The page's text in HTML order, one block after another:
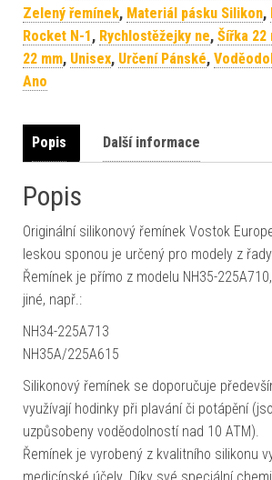
Zelený řemínek, Materiál pásku Silikon,
Rocket N-1, Rychlostěžejky ne, Šířka 22
22 mm, Unisex, Určení Pánské,
Ano
Popis Další informace
Popis
Originální silikonový řemínek Vostok
leskou sponou je určený pro modely z
Řemínek je přímo z modelu NH35-
jiné, např.:
NH34-225A713
NH35A/225A615
Silikonový řemínek se doporučuje
využívají hodinky při plavání či potápění
uzpůsobeny voděodolností nad 10 ATM).
Řemínek je vyrobený z kvalitního silikonu